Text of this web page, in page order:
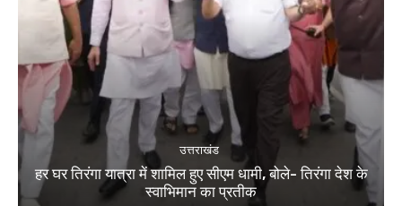
उत्तराखंड
हर घर तिरंगा यात्रा में शामिल हुए सीएम धामी, बोले- तिरंगा देश के
स्वाभिमान का प्रतीक